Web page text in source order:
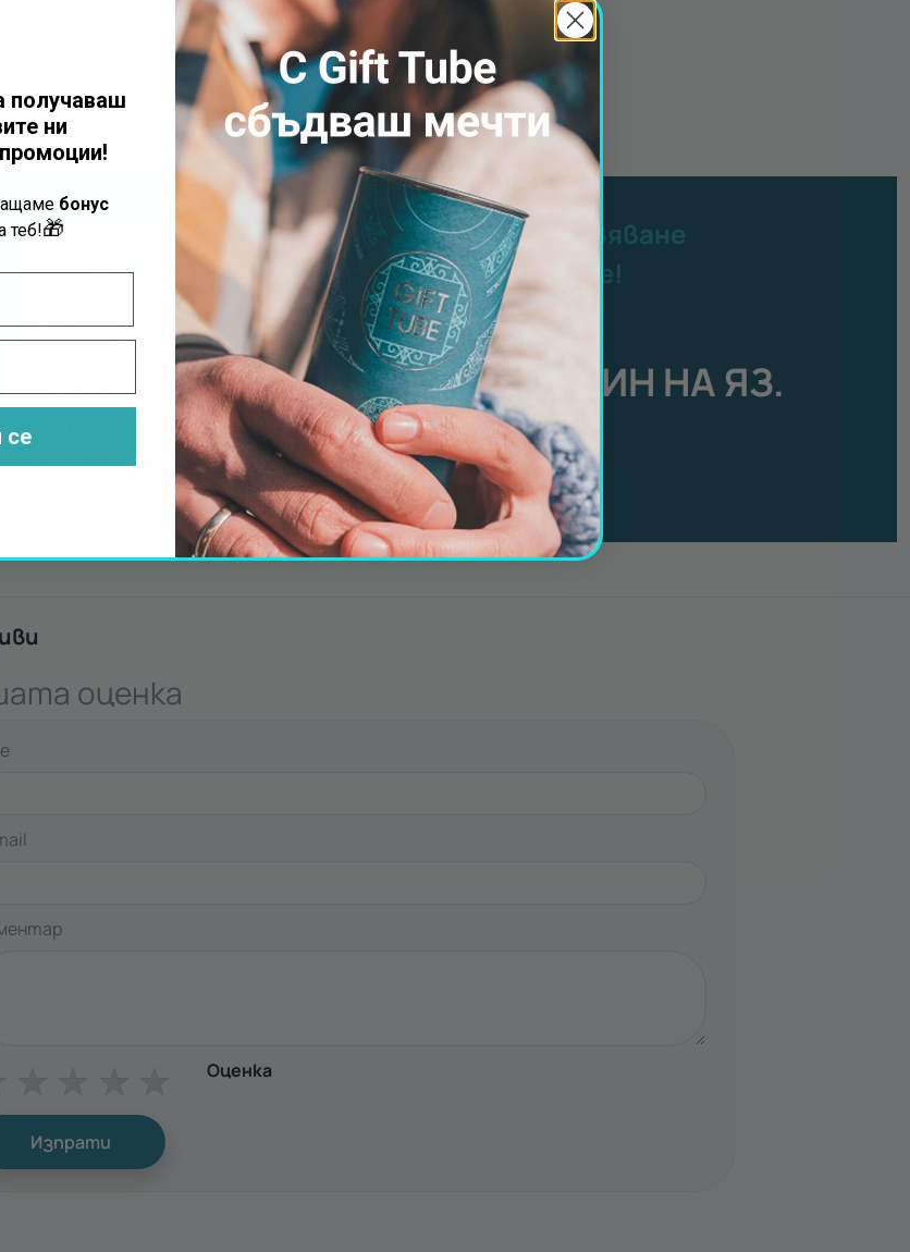
Получи безплатно преживяване
с всеки ваучер от Gift Tube!
Подарък за месец август:
КАТАМАРАН ЗА ЕДИН НА ЯЗ.
ИСКЪР
Научи повече
оценка
Оценка
Изпрати
получаваш
ни
бонус
теб!🎁
се